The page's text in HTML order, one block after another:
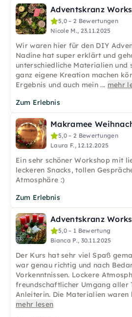
5,0 – 2 Bewertungen
Nicole M., 23.11.2025
Wir waren hier für den DIY
Nadine hat super erklärt und
unterschiedliche Materialien und
ganz eigene Kreation machen
Ergebnis und auch mein ... mehr
Zum Erlebnis
5,0 – 2 Bewertungen
Laura F., 12.12.2025
Ein sehr schöner Workshop mit
leckeren Snacks, tollen
Atmosphäre :)
Zum Erlebnis
Adventskranz
5,0 – 1 Bewertung
Bianca P., 30.11.2025
Der Kurs hat sehr viel Spaß
war genau richtig und nach
Vorkenntnissen. Lockere
freundschaftlicher Umgang aller
Anleiterin. Die Materialien waren
mehr lesen